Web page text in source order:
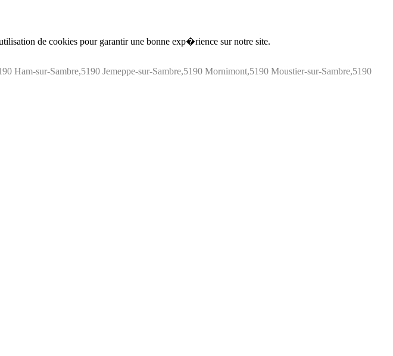
de cookies pour garantir une bonne exp�rience sur notre site.
Ham-sur-Sambre,5190 Jemeppe-sur-Sambre,5190 Mornimont,5190 Moustier-sur-Sambre,5190